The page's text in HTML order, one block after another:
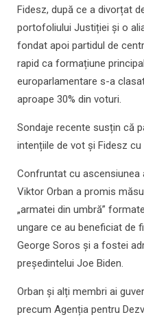
Fidesz, după ce a divorțat
portofoliului Justiției și o
fondat apoi partidul de
rapid ca formațiune
europarlamentare s-a
aproape 30% din voturi.
Sondaje recente susțin că
intențiile de vot și Fidesz cu
Confruntat cu ascensiunea
Viktor Orban a promis
„armatei din umbră”
ungare ce au beneficiat de
George Soros și a fostei
președintelui Joe Biden.
Orban și alți membri ai
precum Agenția pentru